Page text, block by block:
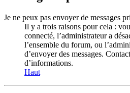
Je ne peux pas envoyer de messages
Il y a trois raisons pour cela :
connecté, l’administrateur a
l’ensemble du forum, ou
d’envoyer des messages.
d’informations.
Haut